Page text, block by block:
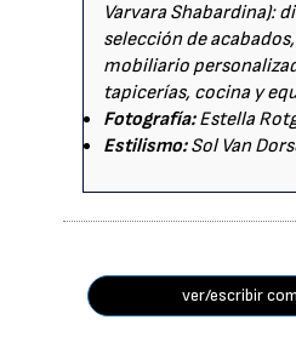
Varvara Shabardina):
selección de
mobiliario
tapicerías, cocina y
Fotografía:Estella
Estilismo:Sol Van
ver/escribir